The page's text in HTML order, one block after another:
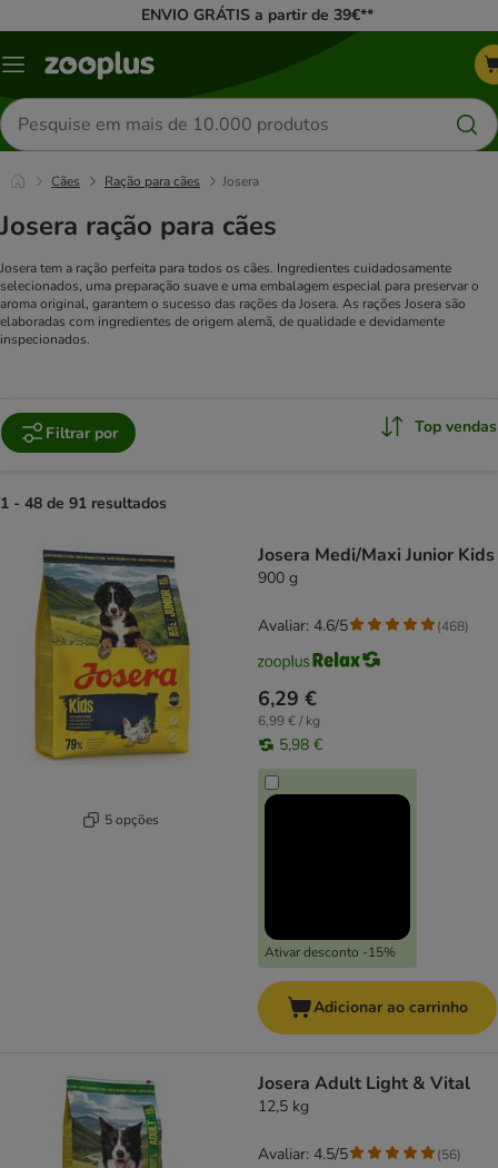
ENVIO GRÁTIS a partir de 39€**
Menu
Pesquisar
produtos
Cães Ração para cães Josera
Josera ração para cães
Josera tem a ração perfeita para todos os cães. Ingredientes cuidadosamente
selecionados, uma preparação suave e uma embalagem especial para preservar o
aroma original, garantem o sucesso das rações da Josera. As rações Josera são
elaboradas com ingredientes de origem alemã, de qualidade e devidamente
inspecionados.
Filtrar por Top vendas
1 - 48 de 91 resultados
5 opções
Josera Medi/Maxi Junior Kids
900 g
6,29 €
6,99 € / kg
5,98 €
Ativar desconto -15%
Avaliar: 4.6/5 (468)
Adicionar ao carrinho
Josera Adult Light & Vital
12,5 kg
Avaliar: 4.5/5 (56)